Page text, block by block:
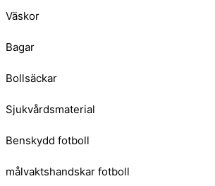
Väskor
Bagar
Bollsäckar
Sjukvårdsmaterial
Benskydd fotboll
målvaktshandskar fotboll